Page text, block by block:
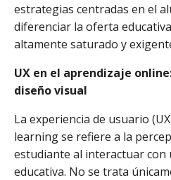
estrategias centradas en el
diferenciar la oferta
altamente saturado y
UX en el aprendizaje
diseño visual
La experiencia de usuario
learning se refiere a la
estudiante al interactuar con
educativa. No se trata